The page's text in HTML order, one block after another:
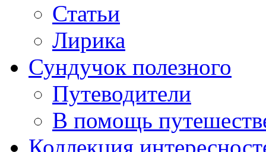
Статьи
Лирика
Сундучок полезного
Путеводители
В помощь